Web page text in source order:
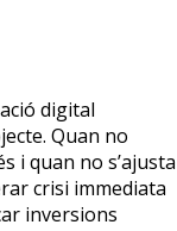
digital
Quan no
i quan no s’ajusta
crisi immediata
inversions